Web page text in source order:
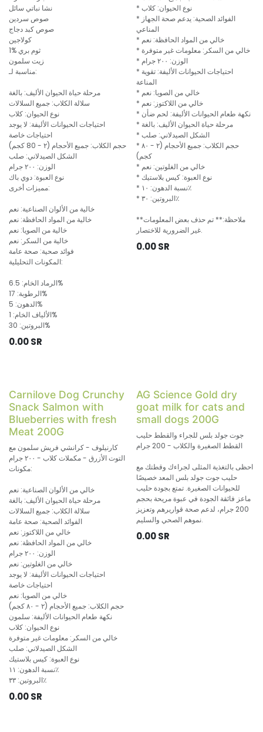
نشا نباتي سائل
صوص سردين
صوص كبد دجاج
كولاجين
1% ثوم بري
زيت سلمون
مناسبة لـ:
مرحلة حياة الحيوان الأليف: بالغة
سلالة الكلاب: جميع السلالات
نوع الحيوان: كلاب
احتياجات الحيوانات الأليفة: لا يوجد
احتياجات خاصة
حجم الكلاب: جميع الأحجام (٢ - 80 كجم)
الشكل الصيدلاني: صلب
الوزن: ٢٠٠ جرام
نوع العبوة: دوي باك
مميزات أخرى:
خالية من الألوان الصناعية: نعم
خالية من المواد الحافظة: نعم
خالية من الصويا: نعم
خالية من السكر: نعم
فوائد صحية: صحة عامة
المكونات التحليلية:
الرماد الخام: 6.5%
الرطوبة: 17%
الدهون: 5%
الألياف الخام: 1%
البروتين: 30%
0.00SR
* نوع الحيوان: كلاب
* الفوائد الصحية: يدعم صحة الجهاز
المناعي
* خالي من المواد الحافظة: نعم
* خالي من السكر: معلومات غير متوفرة
* الوزن: ٢٠٠ جرام
* احتياجات الحيوانات الأليفة: تقوية
المناعة
* خالي من الصويا: نعم
* خالي من اللاكتوز: نعم
* نكهة طعام الحيوانات الأليفة: لحم ضأن
* مرحلة حياة الحيوان الأليف: بالغة
* الشكل الصيدلاني: صلب
* حجم الكلاب: جميع الأحجام (٢ - ٨٠
كجم)
* خالي من الغلوتين: نعم
* نوع العبوة: كيس بلاستيك
* نسبة الدهون: ١٠٪
* البروتين: ٣٠٪
**ملاحظة:** تم حذف بعض المعلومات
غير الضرورية للاختصار.
0.00SR
Carnilove Dog Crunchy
Snack Salmon with
Blueberries with fresh
Meat 200G
كارنيلوف - كرانشي فريش سلمون مع
التوت الأزرق - مكملات كلاب - ٢٠٠ جرام
مكونات:
خالي من الألوان الصناعية: نعم
مرحلة حياة الحيوان الأليف: بالغة
سلالة الكلاب: جميع السلالات
الفوائد الصحية: صحة عامة
خالي من اللاكتوز: نعم
خالي من المواد الحافظة: نعم
الوزن: ٢٠٠ جرام
خالي من الغلوتين: نعم
احتياجات الحيوانات الأليفة: لا يوجد
احتياجات خاصة
خالي من الصويا: نعم
حجم الكلاب: جميع الأحجام (٢ - ٨٠ كجم)
نكهة طعام الحيوانات الأليفة: سلمون
نوع الحيوان: كلاب
خالي من السكر: معلومات غير متوفرة
الشكل الصيدلاني: صلب
نوع العبوة: كيس بلاستيك
نسبة الدهون: ١١٪
البروتين: ٣٣٪
0.00SR
AG Science Gold dry
goat milk for cats and
small dogs 200G
جوت جولد بلس للجراء والقطط حليب
القطط الصغيرة والكلاب - 200 جرام
احظى بالتغذية المثلى لجراءك وقطتك مع
حليب جوت جولد بلس المعد خصيصًا
للحيوانات الصغيرة. تمتع بجودة حليب
ماعز فائقة الجودة في عبوة مريحة بحجم
200 جرام، لدعم صحة قواريرهم وتعزيز
نموهم الصحي والسليم.
0.00SR